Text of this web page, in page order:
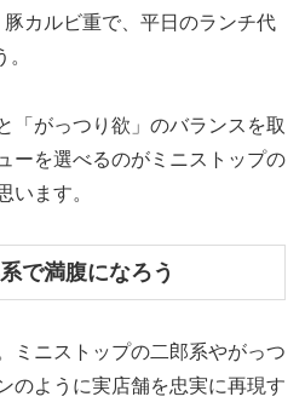
豚カルビ重で、平日のランチ代
「がっつり欲」のバランスを取
ーを選べるのがミニストップの
います。
で満腹になろう
ミニストップの二郎系やがっつ
のように実店舗を忠実に再現す